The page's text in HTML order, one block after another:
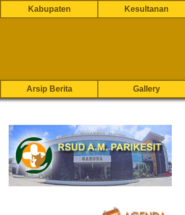
Kabupaten Kesultanan
Arsip Berita Gallery